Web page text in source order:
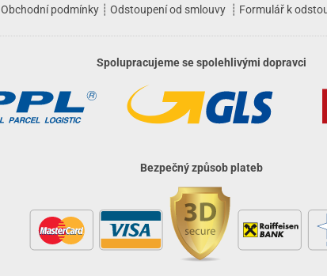
Obchodní podmínky ┊ Odstoupení od smlouvy ┊ Formulář k
Spolupracujeme se spolehlivými dopravci
Bezpečný způsob plateb